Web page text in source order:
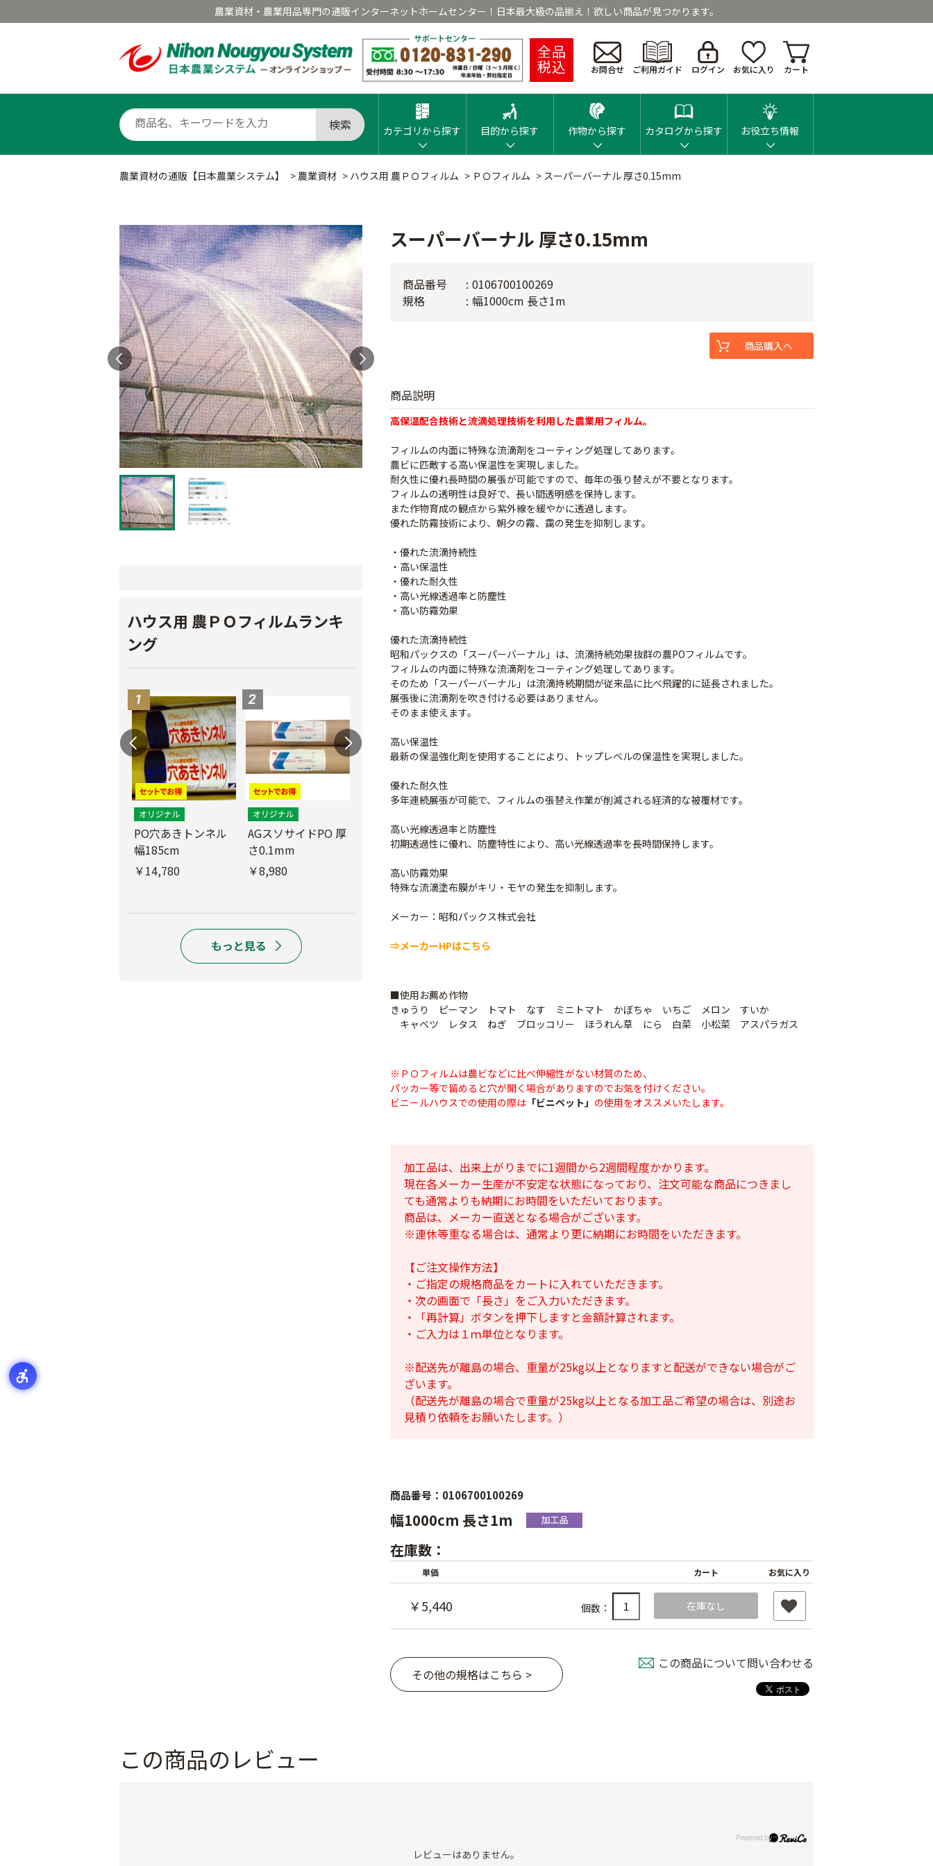
農業資材・農業用品専門の通販インターネットホームセンター！日本最大級の品揃え！欲しい商品が見つかります。
全品
税込 お問合せ ご利用ガイド ログイン お気に入り カート
検索 カテゴリから探す 目的から探す 作物から探す カタログから探す お役立ち情報
農業資材の通販【日本農業システム】 > 農業資材 > ハウス用 農ＰＯフィルム > ＰＯフィルム > スーパーバーナル 厚さ0.15mm
ハウス用 農ＰＯフィルムランキ
ング
PO穴あきトンネル
幅185cm
￥14,780
AGスソサイドPO 厚
さ0.1mm
￥8,980
用テープ
PO穴あきトンネル
幅210cm
￥3,790
POフィルム（AG自
スーパーバーナル 厚さ0.15mm
商品説明
高保温配合技術と流滴処理技術を利用した農業用フィルム。
フィルムの内面に特殊な流滴剤をコーティング処理してあります。
農ビに匹敵する高い保温性を実現しました。
耐久性に優れ長時間の展張が可能ですので、毎年の張り替えが不要となります。
フィルムの透明性は良好で、長い間透明感を保持します。
また作物育成の観点から紫外線を緩やかに透過します。
優れた防霧技術により、朝夕の霧、靄の発生を抑制します。
・優れた流滴持続性
・高い保温性
・優れた耐久性
・高い光線透過率と防塵性
・高い防霧効果
優れた流滴持続性
昭和パックスの「スーパーバーナル」は、流滴持続効果抜群の農POフィルムです。
フィルムの内面に特殊な流滴剤をコーティング処理してあります。
そのため「スーパーバーナル」は流滴持続期間が従来品に比べ飛躍的に延長されました。
展張後に流滴剤を吹き付ける必要はありません。
そのまま使えます。
高い保温性
最新の保温強化剤を使用することにより、トップレベルの保温性を実現しました。
優れた耐久性
多年連続展張が可能で、フィルムの張替え作業が削減される経済的な被覆材です。
高い光線透過率と防塵性
初期透過性に優れ、防塵特性により、高い光線透過率を長時間保持します。
高い防霧効果
特殊な流滴塗布膜がキリ・モヤの発生を抑制します。
メーカー：昭和パックス株式会社
⇒メーカーHPはこちら
■使用お薦め作物
きゅうり ピーマン トマト なす ミニトマト かぼちゃ いちご メロン すいか
キャベツ レタス ねぎ ブロッコリー ほうれん草 にら 白菜 小松菜 アスパラガス
※ＰＯフィルムは農ビなどに比べ伸縮性がない材質のため、
パッカー等で留めると穴が開く場合がありますのでお気を付けください。
ビニールハウスでの使用の際は 「ビニペット」 の使用をオススメいたします。
加工品は、出来上がりまでに1週間から2週間程度かかります。
現在各メーカー生産が不安定な状態になっており、注文可能な商品につきまし
ても通常よりも納期にお時間をいただいております。
商品は、メーカー直送となる場合がございます。
※連休等重なる場合は、通常より更に納期にお時間をいただきます。
【ご注文操作方法】
・ご指定の規格商品をカートに入れていただきます。
・次の画面で「長さ」をご入力いただきます。
・「再計算」ボタンを押下しますと金額計算されます。
・ご入力は１ｍ単位となります。
※配送先が離島の場合、重量が25kg以上となりますと配送ができない場合がご
ざいます。
（配送先が離島の場合で重量が25kg以上となる加工品ご希望の場合は、別途お
見積り依頼をお願いたします。）
商品番号
0106700100269
規格
幅1000cm 長さ1m
商品購入へ
商品番号：0106700100269
幅1000cm 長さ1m
在庫数：
単価 カート お気に入り
￥5,440 個数： 在庫なし
その他の規格はこちら >
この商品について問い合わせる
この商品のレビュー
レビューはありません。